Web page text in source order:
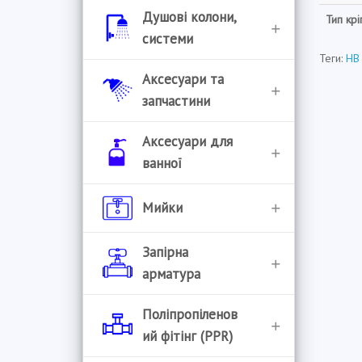
Душові колони,
системи
Душові колони
Комплектуючі для
Управління душовими
системами
Аксесуари та
запчастини
Аератори
Гнучкі гусаки
Гусаки
Картриджі
Аксесуари для
ванної
Єршики для унітазу
Бумагоутримувачі
Відра для сміття
Гачки для рушників
Мийки
Handmade
Мийки врізні
Запірна
арматура
Інструмент
Поліпропіленов
ий фітінг (PPR)
Тип
Теги: